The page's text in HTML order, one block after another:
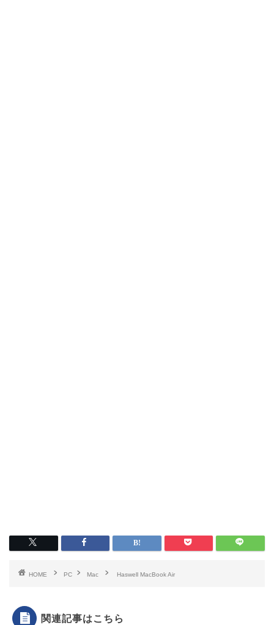
HOME PC Mac Haswell MacBook Air
関連記事はこちら